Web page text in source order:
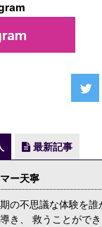
最新記事
ー天寧
の不思議な体験を
き、 救うことがで